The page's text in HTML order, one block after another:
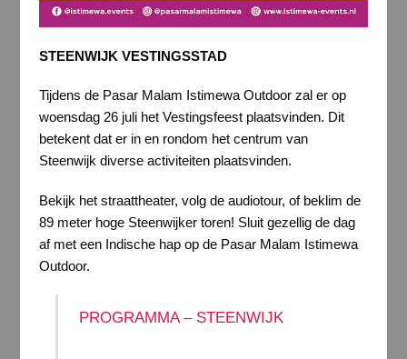
STEENWIJK VESTINGSSTAD
Tijdens de Pasar Malam Istimewa Outdoor zal er op
woensdag 26 juli het Vestingsfeest plaatsvinden. Dit
betekent dat er in en rondom het centrum van
Steenwijk diverse activiteiten plaatsvinden.
Bekijk het straattheater, volg de audiotour, of beklim de
89 meter hoge Steenwijker toren! Sluit gezellig de dag
af met een Indische hap op de Pasar Malam Istimewa
Outdoor.
PROGRAMMA – STEENWIJK